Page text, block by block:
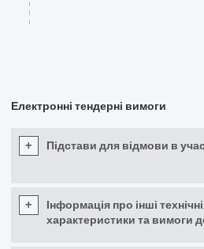
Електронні тендерні вимоги
+ Підстави для відмови в
+
Інформація про інші технічні,
характеристики та вимоги